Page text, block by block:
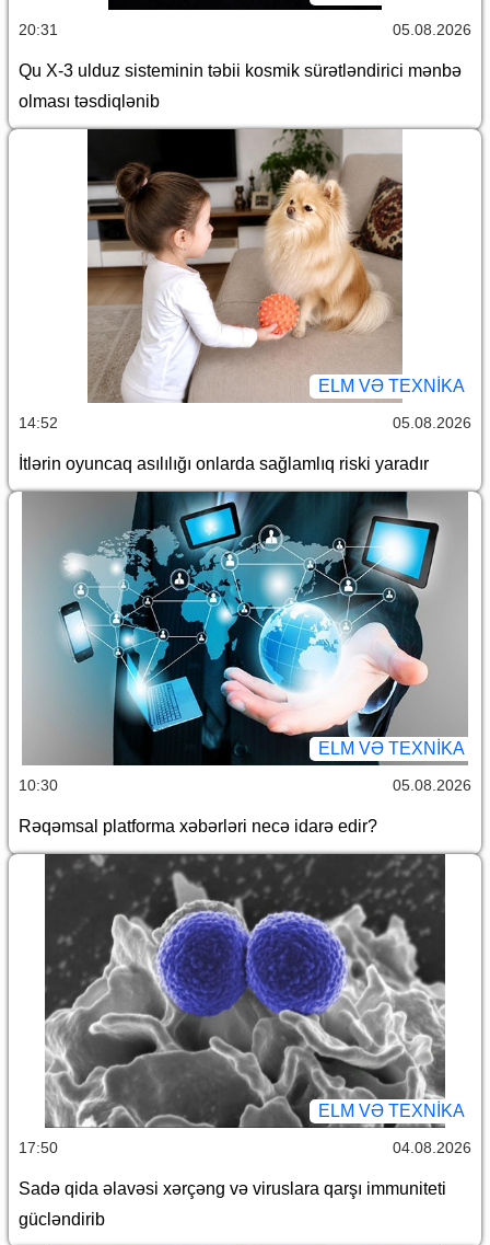
20:31 05.08.2026
Qu X-3 ulduz sisteminin təbii kosmik sürətləndirici mənbə
olması təsdiqlənib
ELM VƏ TEXNIKA
14:52 05.08.2026
İtlərin oyuncaq asılılığı onlarda sağlamlıq riski yaradır
ELM VƏ TEXNIKA
10:30 05.08.2026
Rəqəmsal platforma xəbərləri necə idarə edir?
ELM VƏ TEXNIKA
17:50 04.08.2026
Sadə qida əlavəsi xərçəng və viruslara qarşı immuniteti
gücləndirib